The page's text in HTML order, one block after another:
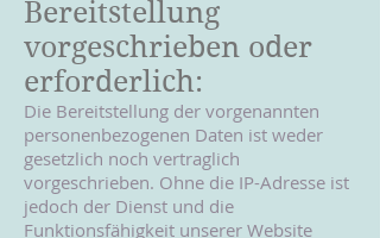
Bereitstellung
vorgeschrieben oder
erforderlich:
Die Bereitstellung der vorgenannten
personenbezogenen Daten ist weder
gesetzlich noch vertraglich
vorgeschrieben. Ohne die IP-Adresse ist
jedoch der Dienst und die
Funktionsfähigkeit unserer Website